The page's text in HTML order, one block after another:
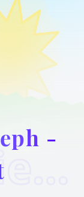
Churchies: Joseph - Verknackt -